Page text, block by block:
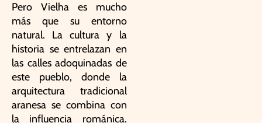
Pero Vielha es mucho
más que su entorno
natural. La cultura y la
historia se entrelazan en
las calles adoquinadas de
este pueblo, donde la
arquitectura tradicional
aranesa se combina con
la influencia románica.